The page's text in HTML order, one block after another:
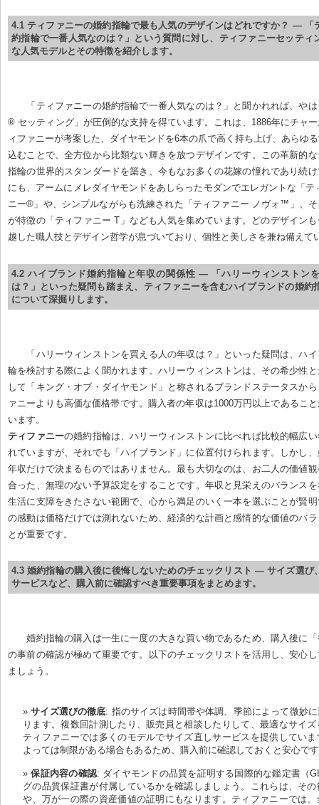
4.1 ティファニーの婚約指輪で最も人気のデザインはどれですか？ — 「
約指輪で一番人気なのは？」という質問に対し、ティファニーセッティ
な人気モデルとその特徴を紹介します。
「ティファニーの婚約指輪で一番人気なのは？」と聞かれれば、や
® セッティング」が圧倒的な支持を得ています。これは、1886年にチャ
ィファニーが考案した、ダイヤモンドを6本の爪で高く持ち上げ、あらゆ
込むことで、全方位から比類ない輝きを放つデザインです。この革新的
指輪の世界的スタンダードを築き、今もなお多くの花嫁の憧れであり続
にも、アームにメレダイヤモンドをあしらったモダンでエレガントな「テ
ニー®」や、シンプルながらも洗練された「ティファニー ノヴォ™」、
が特徴の「ティファニー T」なども人気を集めています。どのデザイン
越した職人技とデザイン哲学が息づいており、個性と美しさを兼ね備えて
4.2 ハイブランド婚約指輪と年収の関係性 — 「ハリーウィンストン
は？」といった疑問も踏まえ、ティファニーを含むハイブランドの婚約
について深掘りします。
「ハリーウィンストンを買える人の年収は？」といった疑問は、ハ
輪を検討する際によく聞かれます。ハリーウィンストンは、その希少性
して「キング・オブ・ダイヤモンド」と称されるブランドステータスか
ァニーよりも高価な価格帯です。購入者の年収は1000万円以上であるこ
ティファニーの婚約指輪は、ハリーウィンストンに比べれば比較的幅広
れていますが、それでも「ハイブランド」に位置付けられます。しかし
年収だけで決まるものではありません。最も大切なのは、お二人の価値
合った、無理のない予算設定をすることです。年収と見栄えのバランス
生活に支障をきたさない範囲で、心から満足のいく一本を選ぶことが賢
の感動は価格だけでは測れないため、経済的な計画と感情的な価値のバ
とが重要です。
4.3 婚約指輪の購入後に後悔しないためのチェックリスト — サイズ選び
サービスなど、購入前に確認すべき重要事項をまとめます。
婚約指輪の購入は一生に一度の大きな買い物であるため、購入後に
の事前の確認が極めて重要です。以下のチェックリストを活用し、安心
ましょう。
サイズ選びの徹底: 指のサイズは時間帯や体調、季節によって微妙
ります。複数回計測したり、販売員と相談したりして、最適なサイ
ティファニーでは多くのモデルでサイズ直しサービスを提供してい
よっては制限がある場合もあるため、購入前に確認しておくと安心で
保証内容の確認: ダイヤモンドの品質を証明する国際的な鑑定書（
グの品質保証書が付属しているかを確認しましょう。これらは、そ
や、万が一の際の資産価値の証明にもなります。ティファニーでは